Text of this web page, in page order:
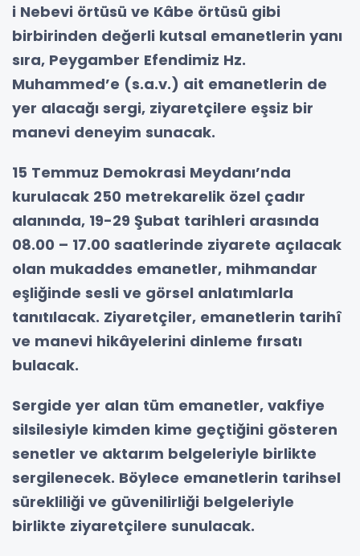
i Nebevi örtüsü ve Kâbe örtüsü gibi
birbirinden değerli kutsal emanetlerin yanı
sıra, Peygamber Efendimiz Hz.
Muhammed’e (s.a.v.) ait emanetlerin de
yer alacağı sergi, ziyaretçilere eşsiz bir
manevi deneyim sunacak.
15 Temmuz Demokrasi Meydanı’nda
kurulacak 250 metrekarelik özel çadır
alanında, 19-29 Şubat tarihleri arasında
08.00 – 17.00 saatlerinde ziyarete açılacak
olan mukaddes emanetler, mihmandar
eşliğinde sesli ve görsel anlatımlarla
tanıtılacak. Ziyaretçiler, emanetlerin tarihî
ve manevi hikâyelerini dinleme fırsatı
bulacak.
Sergide yer alan tüm emanetler, vakfiye
silsilesiyle kimden kime geçtiğini gösteren
senetler ve aktarım belgeleriyle birlikte
sergilenecek. Böylece emanetlerin tarihsel
sürekliliği ve güvenilirliği belgeleriyle
birlikte ziyaretçilere sunulacak.